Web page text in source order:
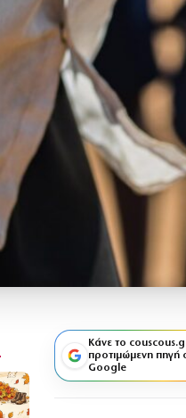
Κάνε το
προτιμώμενη πηγή
Google